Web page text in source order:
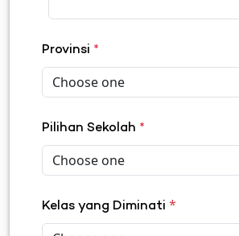
Provinsi *
Pilihan Sekolah *
Kelas yang Diminati *